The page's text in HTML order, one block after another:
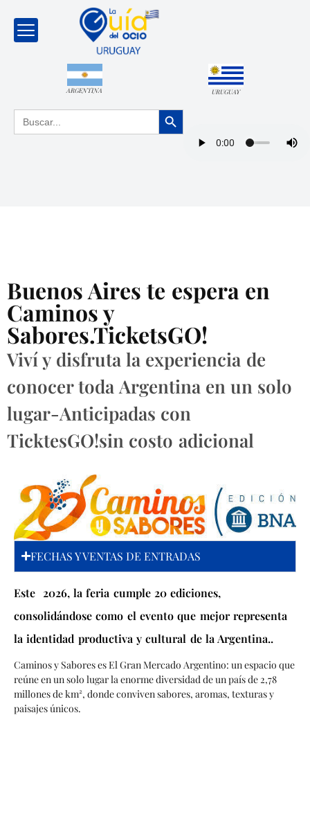
ARGENTINA URUGUAY
Buscar: Botón de búsqueda
Buenos Aires te espera en
Caminos y
Sabores.TicketsGO!
Viví y disfruta la experiencia de
conocer toda Argentina en un solo
lugar-Anticipadas con
TicktesGO!sin costo adicional
FECHAS Y VENTAS DE ENTRADAS
Este 2026, la feria cumple 20 ediciones,
consolidándose como el evento que mejor representa
la identidad productiva y cultural de la Argentina..
Caminos y Sabores es El Gran Mercado Argentino: un espacio que
reúne en un solo lugar la enorme diversidad de un país de 2,78
millones de km², donde conviven sabores, aromas, texturas y
paisajes únicos.